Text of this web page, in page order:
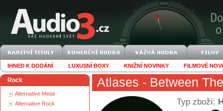
IHNED K DODÁNÍ LUXUSNÍ BOXY KNIŽNÍ NOVINKY FILMOVÉ
Rock
Alternative Metal
Alternative Rock
Atlases - Between
Typ zboží: